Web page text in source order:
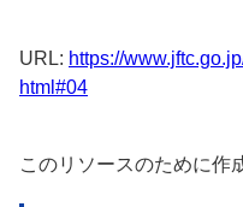
URL: https://
html#04
このリソースのために作